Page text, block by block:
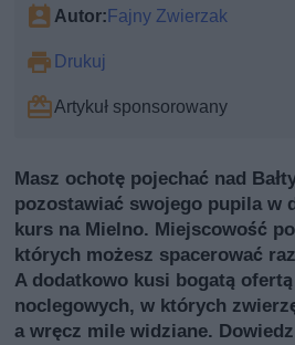
Autor:Fajny Zwierzak
Drukuj
Artykuł sponsorowany
Masz ochotę pojechać nad
pozostawiać swojego pupila w
kurs na Mielno. Miejscowość
których możesz spacerować
A dodatkowo kusi bogatą
noclegowych, w których
a wręcz mile widziane.